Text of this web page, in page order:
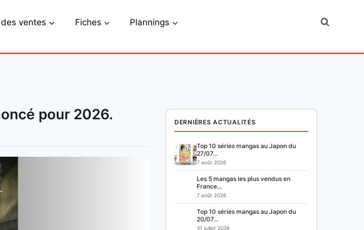
ventes Fiches Plannings
pour 2026. DERNIÈRES ACTUALITÉS
Top 10 séries mangas au Japon du
27/07…
7 août 2026
Les 5 mangas les plus vendus en
France…
7 août 2026
Top 10 séries mangas au Japon du
20/07…
31 juillet 2026